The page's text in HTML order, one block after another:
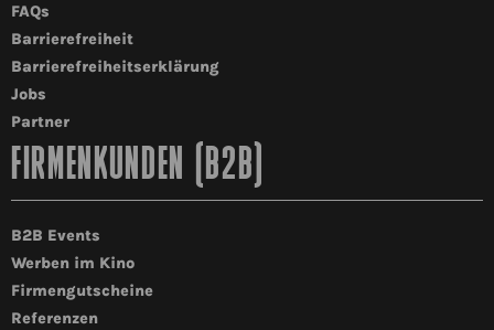
FAQs
Barrierefreiheit
Barrierefreiheitserklärung
Jobs
Partner
FIRMENKUNDEN (B2B)
B2B Events
Werben im Kino
Firmengutscheine
Referenzen